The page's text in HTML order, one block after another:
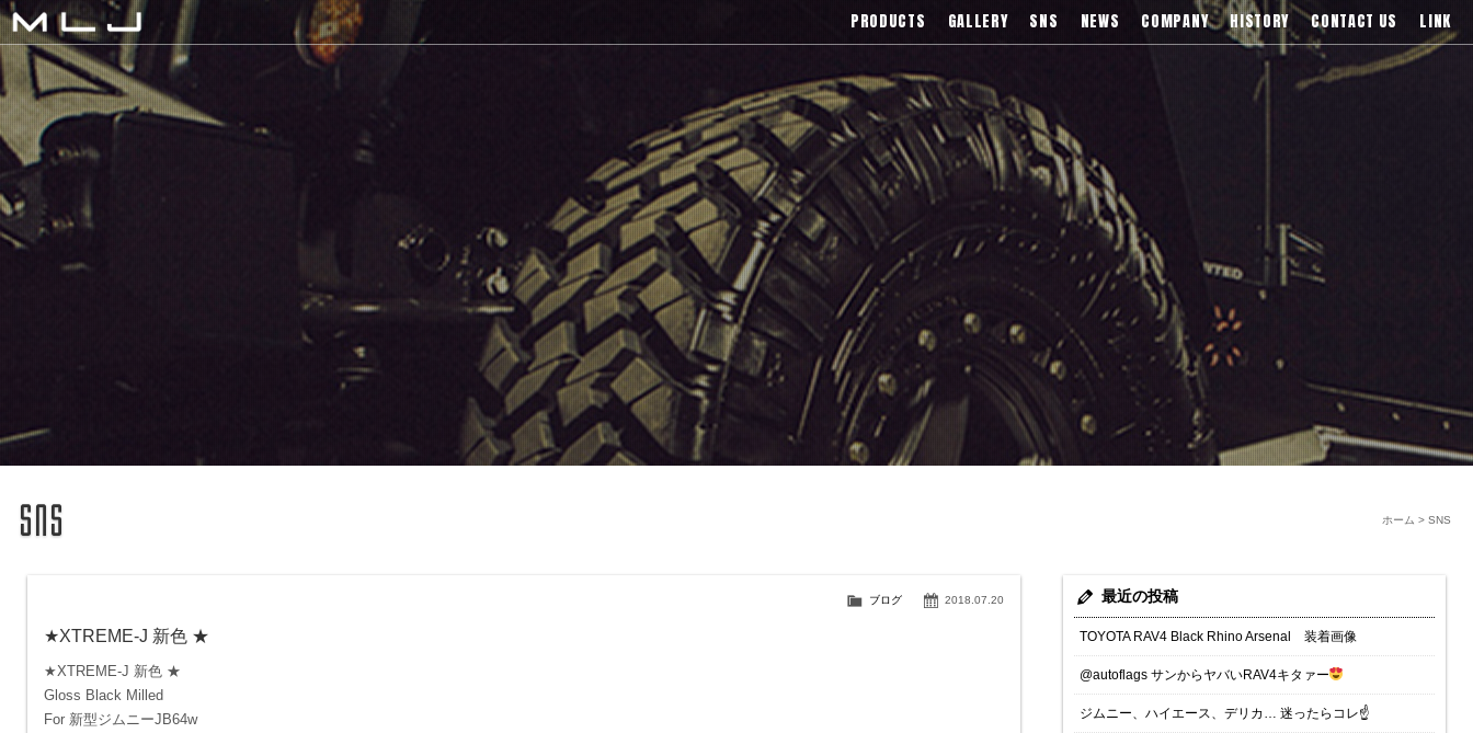
MLJ / Lexani(レクサーニ),Asanti(アサンティ),Wrest(ヴァレスト)などブランドアルミホイールの販売、輸入総代理店
PRODUCTS GALLERY SNS NEWS COMPANY HISTORY CONTACT US LINK
SNS
ホーム >
2018.07.20
ブログ
★XTREME-J 新色 ★
★XTREME-J 新色 ★
Gloss Black Milled
For 新型ジムニーJB64w
最近の投稿
TOYOTA RAV4 Black Rhino Arsenal 装着画像
@autoflags サンからヤバいRAV4キタァー
ジムニー、ハイエース、デリカ… 迷ったらコレ☝️